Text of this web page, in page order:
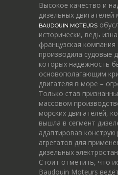
Высокое качество и
дизельных двигателей
BAUDOUIN MOTEURS
исторически, ведь
французская
производила судовые
которых надёжность
основополагающим
двигателя в море –
Только став
массовом
морских двигателей,
вышла в сегмент
адаптировав
агрегатов для
дизельных
Стоит отметить, что
Baudouin Moteurs